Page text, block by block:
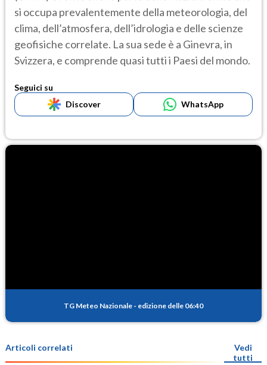
si occupa prevalentemente della meteorologia, del
clima, dell’atmosfera, dell’idrologia e delle scienze
geofisiche correlate. La sua sede è a Ginevra, in
Svizzera, e comprende quasi tutti i Paesi del mondo.
Seguici su
Discover
WhatsApp
TG Meteo Nazionale - edizione delle 06:40
Articoli correlati
Vedi
tutti